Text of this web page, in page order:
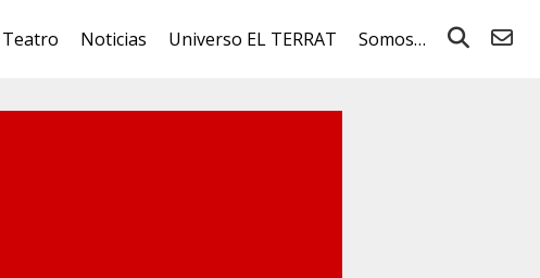
Teatro Noticias Universo EL TERRAT Somos…